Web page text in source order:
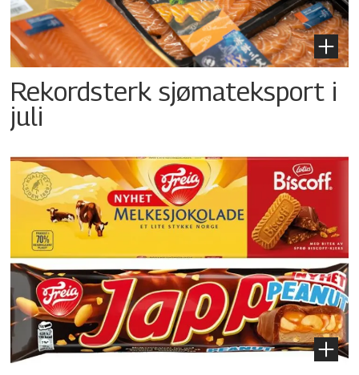
Rekordsterk sjømateksport i
juli